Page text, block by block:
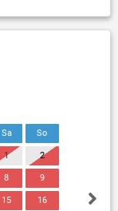
Sa So
1 2
8 9
15 16